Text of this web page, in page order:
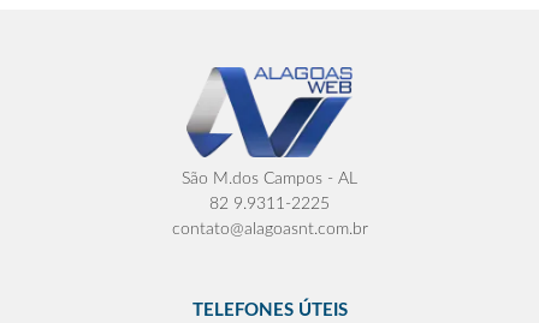
São M.dos Campos - AL
82 9.9311-2225
contato@alagoasnt.com.br
TELEFONES ÚTEIS